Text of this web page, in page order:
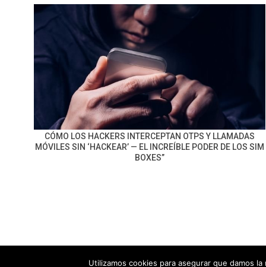
CÓMO LOS HACKERS INTERCEPTAN OTPS Y LLAMADAS
MÓVILES SIN ‘HACKEAR’ — EL INCREÍBLE PODER DE LOS SIM
BOXES”
Utilizamos cookies para asegurar que damos